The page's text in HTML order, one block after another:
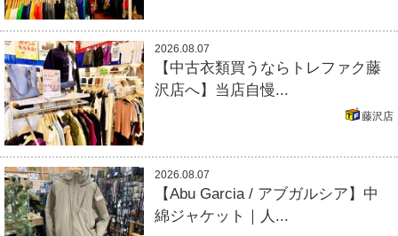
2026.08.07
【中古衣類買うならトレファク藤
沢店へ】当店自慢...
藤沢店
2026.08.07
【Abu Garcia / アブガルシア】中
綿ジャケット｜人...